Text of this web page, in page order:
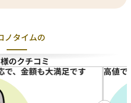
ノタイムの
のクチコミ
きました！
大